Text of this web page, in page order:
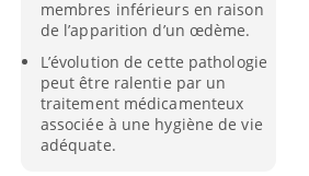
membres inférieurs en raison
de l’apparition d’un œdème.
L’évolution de cette pathologie
peut être ralentie par un
traitement médicamenteux
associée à une hygiène de vie
adéquate.